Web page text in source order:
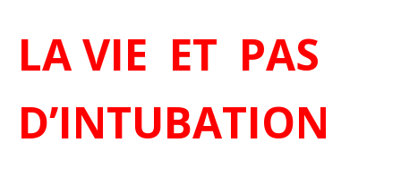
LA VIE ET PAS
D’INTUBATION